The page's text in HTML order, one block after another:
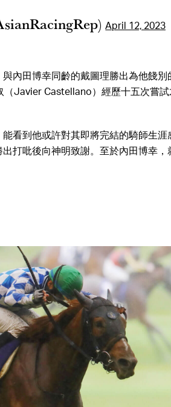
April 12, 2023
內田博幸同齡的戴圖理勝出為他餞別
（Javier Castellano）經歷十五次嘗
看到他或許對其即將完結的騎師生涯
打吡後向神明致謝。至於內田博幸，